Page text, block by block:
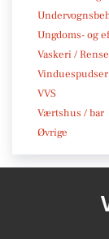
Ungdoms- og
Vaskeri /
Vinduespudser
VVS
Værtshus / bar
Øvrige